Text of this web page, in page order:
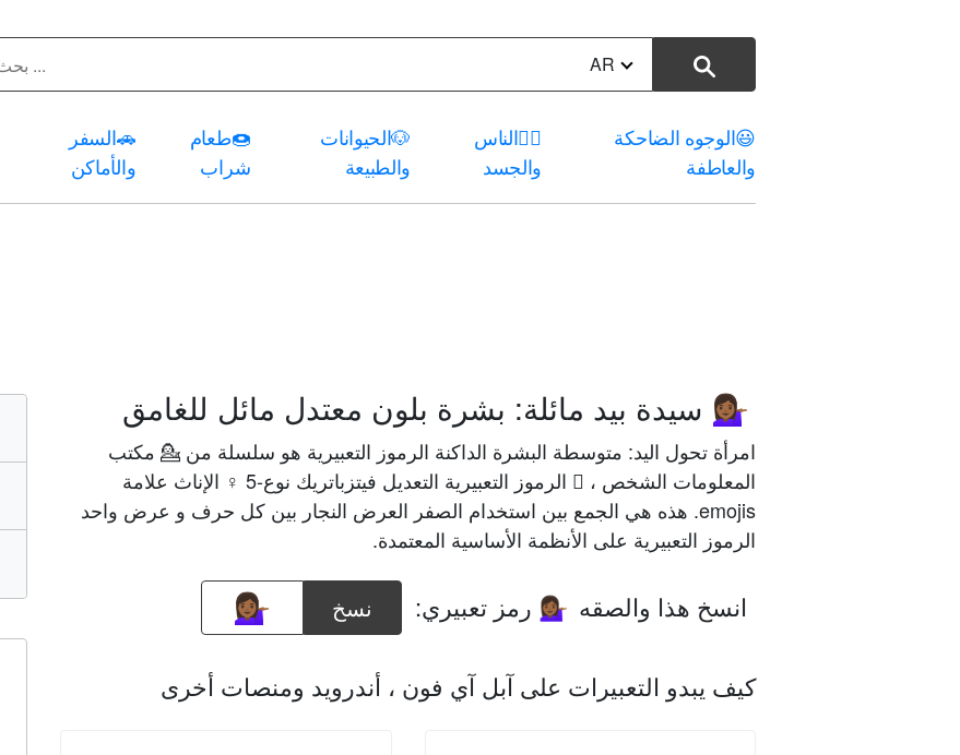
AR
😃الوجوه الضاحكة
والعاطفة
🤦‍♀️الناس
والجسد
🐶الحيوانات
والطبيعة
🍩طعام
شراب
🚗السفر
والأماكن
💁🏾‍♀️ سيدة بيد مائلة: بشرة بلون معتدل مائل للغامق
امرأة تحول اليد: متوسطة البشرة الداكنة الرموز التعبيرية هو سلسلة من 💁 مكتب
المعلومات الشخص ، 🏾 الرموز التعبيرية التعديل فيتزباتريك نوع-5 ♀ الإناث علامة
emojis. هذه هي الجمع بين استخدام الصفر العرض النجار بين كل حرف و عرض واحد
الرموز التعبيرية على الأنظمة الأساسية المعتمدة.
انسخ هذا والصقه 💁🏾‍♀️ رمز تعبيري: نسخ
كيف يبدو التعبيرات على آبل آي فون ، أندرويد ومنصات أخرى